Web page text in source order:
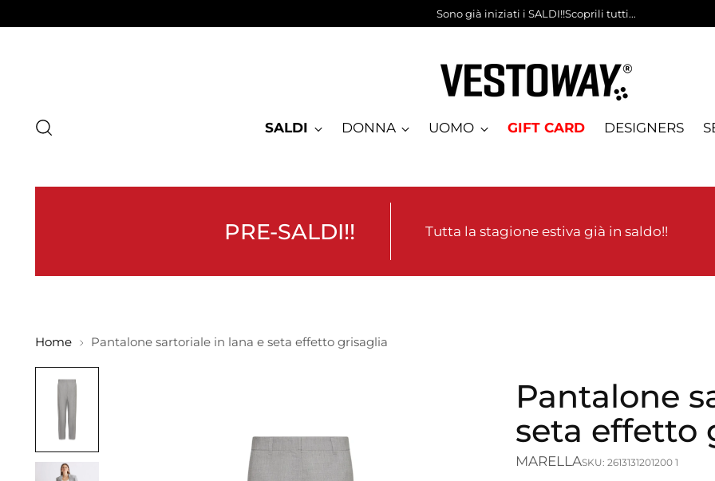
Sono già iniziati i SALDI!!Scoprili tutti...
SALDI DONNA UOMO GIFT CARD DESIGNERS
PRE-SALDI!! Tutta la stagione estiva già in saldo!!
Home Pantalone sartoriale in lana e seta effetto grisaglia
Pantalone
seta effetto
MARELLASKU: 2613131201200 1